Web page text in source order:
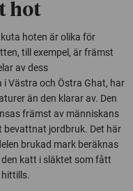
hot
hoten är olika för
till exempel, är främst
av dess
Västra och Östra Ghat, har
än den klarar av. Den
främst av människans
bevattnat jordbruk. Det här
brukad mark beräknas
katt i släktet som fått